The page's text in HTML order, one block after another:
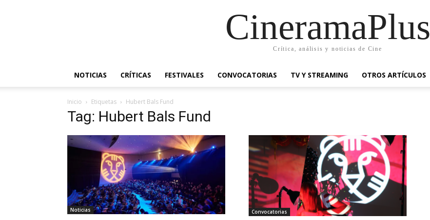
CineramaPlus
Crítica, análisis y noticias de Cine
NOTICIAS CRÍTICAS FESTIVALES CONVOCATORIAS TV Y STREAMING OTROS ARTÍCULOS
Inicio Etiquetas Hubert Bals Fund
Tag: Hubert Bals Fund
Noticias Convocatorias